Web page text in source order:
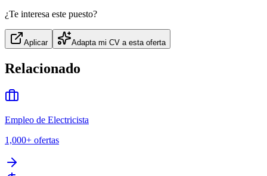
¿Te interesa este puesto?
Aplicar Adapta mi CV a esta oferta
Relacionado
Empleo de Electricista
1,000+ ofertas